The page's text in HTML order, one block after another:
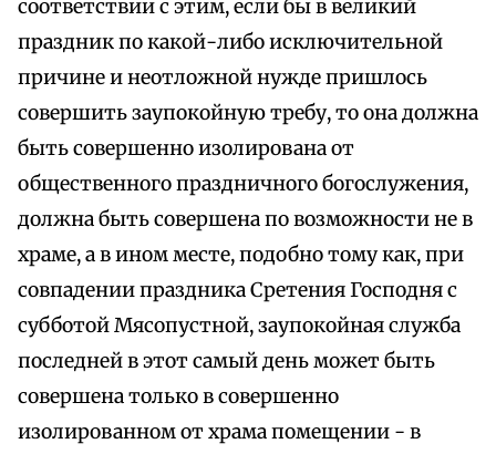
соответствии с этим, если бы в великий
праздник по какой-либо исключительной
причине и неотложной нужде пришлось
совершить заупокойную требу, то она должна
быть совершенно изолирована от
общественного праздничного богослужения,
должна быть совершена по возможности не в
храме, а в ином месте, подобно тому как, при
совпадении праздника Сретения Господня с
субботой Мясопустной, заупокойная служба
последней в этот самый день может быть
совершена только в совершенно
изолированном от храма помещении - в